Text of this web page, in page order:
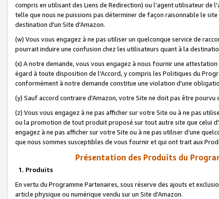
compris en utilisant des Liens de Redirection) ou l'agent utilisateur
telle que nous ne puissions pas déterminer de façon raisonnable le
destination d'un Site d'Amazon.
(w) Vous vous engagez à ne pas utiliser un quelconque service de
pourrait induire une confusion chez les utilisateurs quant à la
(x) A notre demande, vous vous engagez à nous fournir une
égard à toute disposition de l'Accord, y compris les Politiques du
conformément à notre demande constitue une violation d'une
(y) Sauf accord contraire d'Amazon, votre Site ne doit pas être
(z) Vous vous engagez à ne pas afficher sur votre Site ou à ne pas
ou la promotion de tout produit proposé sur tout autre site que celui
engagez à ne pas afficher sur votre Site ou à ne pas utiliser d’une
que nous sommes susceptibles de vous fournir et qui ont trait aux
Présentation des Produits du
1. Produits
En vertu du Programme Partenaires, sous réserve des ajouts et
article physique ou numérique vendu sur un Site d'Amazon.